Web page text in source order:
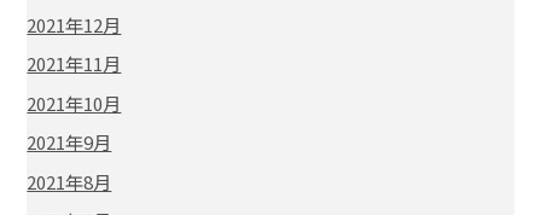
2021年12月
2021年11月
2021年10月
2021年9月
2021年8月